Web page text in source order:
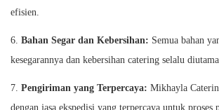
efisien.
6. Bahan Segar dan Kebersihan: Semua bahan
kesegarannya dan kebersihan catering selalu
7. Pengiriman yang Terpercaya: Mikhayla
dengan jasa ekspedisi yang terpercaya untuk proses